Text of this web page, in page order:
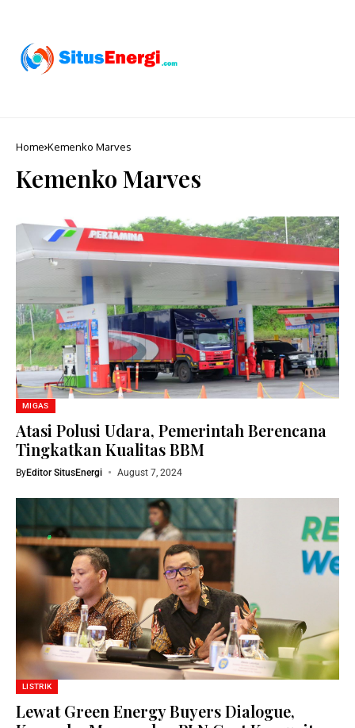
Home Kemenko Marves
Kemenko Marves
MIGAS
Atasi Polusi Udara, Pemerintah Berencana
Tingkatkan Kualitas BBM
ByEditor SitusEnergi August 7, 2024
LISTRIK
Lewat Green Energy Buyers Dialogue,